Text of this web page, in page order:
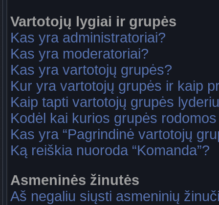
Vartotojų lygiai ir grupės
Kas yra administratoriai?
Kas yra moderatoriai?
Kas yra vartotojų grupės?
Kur yra vartotojų grupės ir kaip
Kaip tapti vartotojų grupės
Kodėl kai kurios grupės
Kas yra “Pagrindinė vartotojų
Ką reiškia nuoroda “Komanda”?
Asmeninės žinutės
Aš negaliu siųsti asmeninių